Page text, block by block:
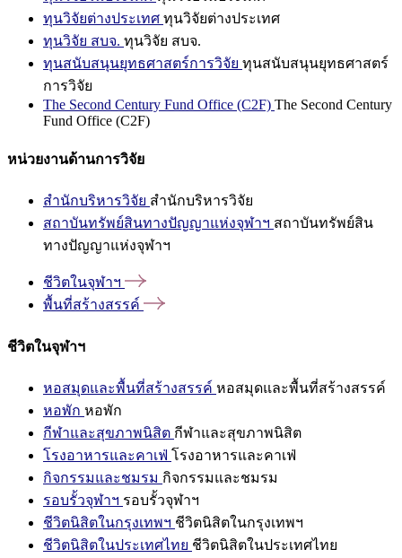
ทุนวิจัยต่างประเทศ ทุนวิจัยต่างประเทศ
ทุนวิจัย สบจ. ทุนวิจัย สบจ.
ทุนสนับสนุนยุทธศาสตร์การวิจัย ทุนสนับสนุนยุทธศาสตร์
การวิจัย
The Second Century Fund Office (C2F) The Second Century
Fund Office (C2F)
หน่วยงานด้านการวิจัย
สำนักบริหารวิจัย สำนักบริหารวิจัย
สถาบันทรัพย์สินทางปัญญาแห่งจุฬาฯ สถาบันทรัพย์สิน
ทางปัญญาแห่งจุฬาฯ
ชีวิตในจุฬาฯ
พื้นที่สร้างสรรค์
ชีวิตในจุฬาฯ
หอสมุดและพื้นที่สร้างสรรค์ หอสมุดและพื้นที่สร้างสรรค์
หอพัก หอพัก
กีฬาและสุขภาพนิสิต กีฬาและสุขภาพนิสิต
โรงอาหารและคาเฟ่ โรงอาหารและคาเฟ่
กิจกรรมและชมรม กิจกรรมและชมรม
รอบรั้วจุฬาฯ รอบรั้วจุฬาฯ
ชีวิตนิสิตในกรุงเทพฯ ชีวิตนิสิตในกรุงเทพฯ
ชีวิตนิสิตในประเทศไทย ชีวิตนิสิตในประเทศไทย